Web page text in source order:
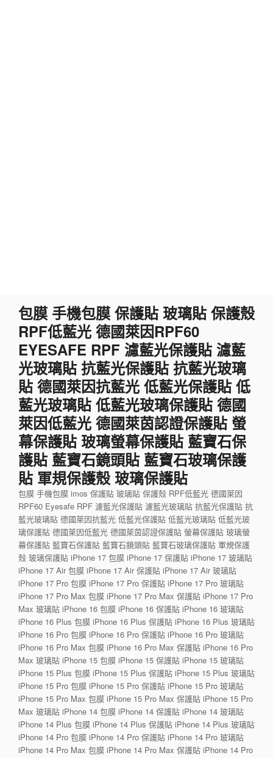
包膜 手機包膜 保護貼 玻璃貼 保護殼
RPF低藍光 德國萊因RPF60
EYESAFE RPF 濾藍光保護貼 濾藍
光玻璃貼 抗藍光保護貼 抗藍光玻璃
貼 德國萊因抗藍光 低藍光保護貼 低
藍光玻璃貼 低藍光玻璃保護貼 德國
萊因低藍光 德國萊茵認證保護貼 螢
幕保護貼 玻璃螢幕保護貼 藍寶石保
護貼 藍寶石鏡頭貼 藍寶石玻璃保護
貼 軍規保護殼 玻璃保護貼
包膜 手機包膜 imos 保護貼 玻璃貼 保護殼 RPF低藍光 德國萊因
RPF60 Eyesafe RPF 濾藍光保護貼 濾藍光玻璃貼 抗藍光保護貼 抗
藍光玻璃貼 德國萊因抗藍光 低藍光保護貼 低藍光玻璃貼 低藍光玻
璃保護貼 德國萊因低藍光 德國萊茵認證保護貼 螢幕保護貼 玻璃螢
幕保護貼 藍寶石保護貼 藍寶石鏡頭貼 藍寶石玻璃保護貼 軍規保護
殼 玻璃保護貼 iPhone 17 包膜 iPhone 17 保護貼 iPhone 17 玻璃貼
iPhone 17 Air 包膜 iPhone 17 Air 保護貼 iPhone 17 Air 玻璃貼
iPhone 17 Pro 包膜 iPhone 17 Pro 保護貼 iPhone 17 Pro 玻璃貼
iPhone 17 Pro Max 包膜 iPhone 17 Pro Max 保護貼 iPhone 17 Pro
Max 玻璃貼 iPhone 16 包膜 iPhone 16 保護貼 iPhone 16 玻璃貼
iPhone 16 Plus 包膜 iPhone 16 Plus 保護貼 iPhone 16 Plus 玻璃貼
iPhone 16 Pro 包膜 iPhone 16 Pro 保護貼 iPhone 16 Pro 玻璃貼
iPhone 16 Pro Max 包膜 iPhone 16 Pro Max 保護貼 iPhone 16 Pro
Max 玻璃貼 iPhone 15 包膜 iPhone 15 保護貼 iPhone 15 玻璃貼
iPhone 15 Plus 包膜 iPhone 15 Plus 保護貼 iPhone 15 Plus 玻璃貼
iPhone 15 Pro 包膜 iPhone 15 Pro 保護貼 iPhone 15 Pro 玻璃貼
iPhone 15 Pro Max 包膜 iPhone 15 Pro Max 保護貼 iPhone 15 Pro
Max 玻璃貼 iPhone 14 包膜 iPhone 14 保護貼 iPhone 14 玻璃貼
iPhone 14 Plus 包膜 iPhone 14 Plus 保護貼 iPhone 14 Plus 玻璃貼
iPhone 14 Pro 包膜 iPhone 14 Pro 保護貼 iPhone 14 Pro 玻璃貼
iPhone 14 Pro Max 包膜 iPhone 14 Pro Max 保護貼 iPhone 14 Pro